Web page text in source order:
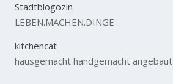
Stadtblogozin
LEBEN.MACHEN.DINGE
kitchencat
hausgemacht handgemacht angebaut